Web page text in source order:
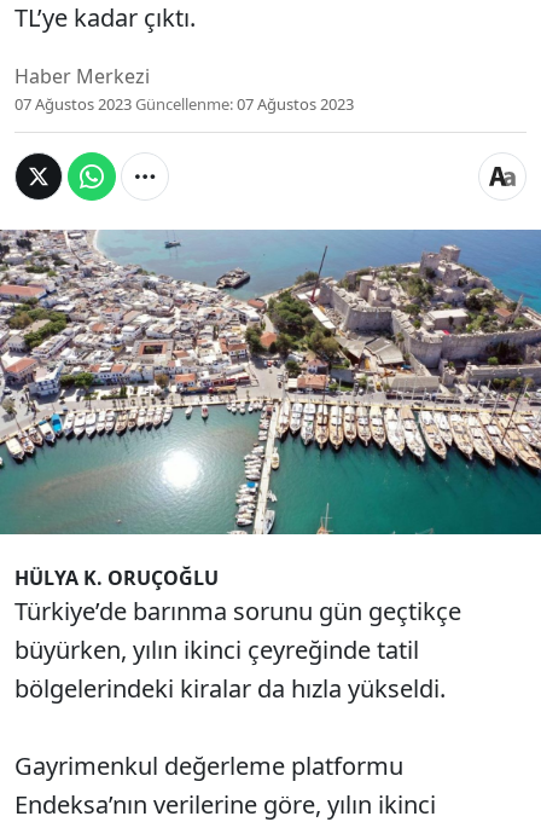
TL’ye kadar çıktı.
Haber Merkezi
07 Ağustos 2023Güncellenme:07 Ağustos 2023
İstanbul Sarıyer’de ortalama kira 35 bin 294
lirayı bulurken, hem yerli hem de yabancı
turistin gözdesi Bodrum, kiraların en yüksek
olduğu ilçe oldu. Bodrum’da kiralar 40 bin
615 TL’ye kadar çıktı.
HÜLYA K. ORUÇOĞLU
Türkiye’de barınma sorunu gün geçtikçe
büyürken, yılın ikinci çeyreğinde tatil
bölgelerindeki kiralar da hızla yükseldi.
Gayrimenkul değerleme platformu
Endeksa’nın verilerine göre, yılın ikinci